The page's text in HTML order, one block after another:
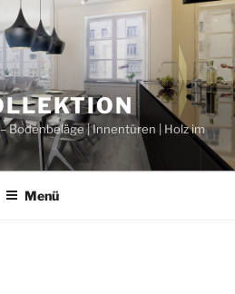
Bodenbeläge | Innentüren | Holz im
Menü